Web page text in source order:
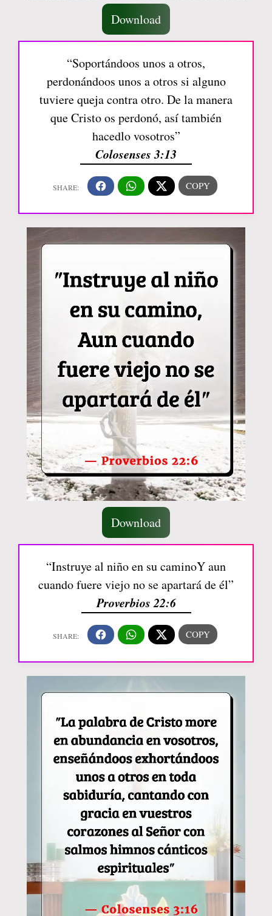
Download
“Soportándoos unos a otros,
perdonándoos unos a otros si alguno
tuviere queja contra otro. De la manera
que Cristo os perdonó, así también
hacedlo vosotros”
Colosenses 3:13
Download
“Instruye al niño en su caminoY aun
cuando fuere viejo no se apartará de él”
Proverbios 22:6